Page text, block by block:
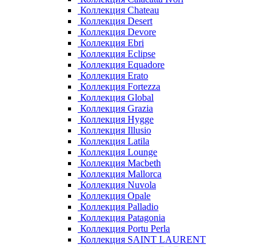
Коллекция Chateau
Коллекция Desert
Коллекция Devore
Коллекция Ebri
Коллекция Eclipse
Коллекция Equadore
Коллекция Erato
Коллекция Fortezza
Коллекция Global
Коллекция Grazia
Коллекция Hygge
Коллекция Illusio
Коллекция Latila
Коллекция Lounge
Коллекция Macbeth
Коллекция Mallorca
Коллекция Nuvola
Коллекция Opale
Коллекция Palladio
Коллекция Patagonia
Коллекция Portu Perla
Коллекция SAINT LAURENT